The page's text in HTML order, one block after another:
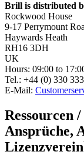
Brill is distributed
Rockwood House
9-17 Perrymount
Haywards Heath
RH16 3DH
UK
Hours: 09:00 to
Tel.: +44 (0) 330
E-Mail:
Ressourcen
Ansprüche,